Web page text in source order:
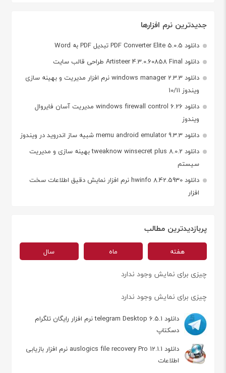
جدیدترین نرم افزارها
دانلود PDF Converter Elite 5.0.5 تبدیل PDF به Word
دانلود Artisteer 4.3.0.60858 Final طراحی قالب سایت
دانلود windows manager 2.3.3 نرم افزار مدیریت و بهینه سازی
ویندوز 10/11
دانلود windows firewall control 6.26 مدیریت آسان فایروال
ویندوز
دانلود memu android emulator 9.3.3 شبیه ساز اندروید در ویندوز
دانلود tweaknow winsecret plus 8.0.2 بهینه سازی و مدیریت
سیستم
دانلود hwinfo 8.42.5930 نرم افزار نمایش دقیق اطلاعات سخت
افزار
پربازدیدترین مطالب
هفته ماه سال
چیزی برای نمایش وجود ندارد
چیزی برای نمایش وجود ندارد
دانلود telegram Desktop 6.5.1 نرم افزار رایگان تلگرام
دسکتاپ
دانلود auslogics file recovery Pro 12.1.1 نرم افزار بازیابی
اطلاعات